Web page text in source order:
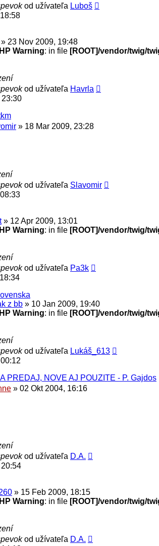
od užívateľa Luboš
» 23 Nov 2009, 19:48
Warning: in file [ROOT]/vendor/twig/
od užívateľa Havrla
» 18 Mar 2009, 23:28
od užívateľa Slavomir
» 12 Apr 2009, 13:01
Warning: in file [ROOT]/vendor/twig/
od užívateľa Pa3k
z bb » 10 Jan 2009, 19:40
Warning: in file [ROOT]/vendor/twig/
od užívateľa Lukáš_613
PREDAJ, NOVE AJ POUZITE - P. Gajdos
» 02 Okt 2004, 16:16
od užívateľa D.A.
» 15 Feb 2009, 18:15
Warning: in file [ROOT]/vendor/twig/
od užívateľa D.A.